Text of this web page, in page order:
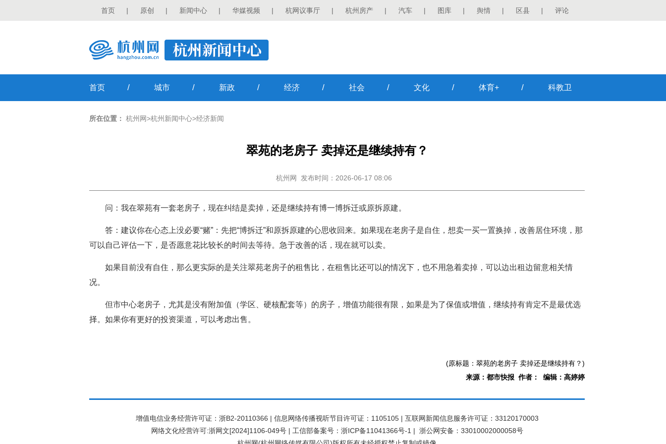
首页 | 原创 | 新闻中心 | 华媒视频 | 杭网议事厅 | 杭州房产 | 汽车 | 图库 | 舆情 | 区县 | 评论
首页 / 城市 / 新政 / 经济 / 社会 / 文化 / 体育+ / 科教卫
所在位置： 杭州网>杭州新闻中心>经济新闻
翠苑的老房子 卖掉还是继续持有？
杭州网 发布时间：2026-06-17 08:06
问：我在翠苑有一套老房子，现在纠结是卖掉，还是继续持有博一博拆迁或原拆原建。
答：建议你在心态上没必要“赌”：先把“博拆迁”和原拆原建的心思收回来。如果现在老房子是自住，想卖一买一置换掉，改善居住环境，那
可以自己评估一下，是否愿意花比较长的时间去等待。急于改善的话，现在就可以卖。
如果目前没有自住，那么更实际的是关注翠苑老房子的租售比，在租售比还可以的情况下，也不用急着卖掉，可以边出租边留意相关情
况。
但市中心老房子，尤其是没有附加值（学区、硬核配套等）的房子，增值功能很有限，如果是为了保值或增值，继续持有肯定不是最优选
择。如果你有更好的投资渠道，可以考虑出售。
(原标题：翠苑的老房子 卖掉还是继续持有？)
来源：都市快报 作者： 编辑：高婷婷
增值电信业务经营许可证：浙B2-20110366 | 信息网络传播视听节目许可证：1105105 | 互联网新闻信息服务许可证：33120170003
网络文化经营许可:浙网文[2024]1106-049号| 工信部备案号：浙ICP备11041366号-1 | 浙公网安备：33010002000058号